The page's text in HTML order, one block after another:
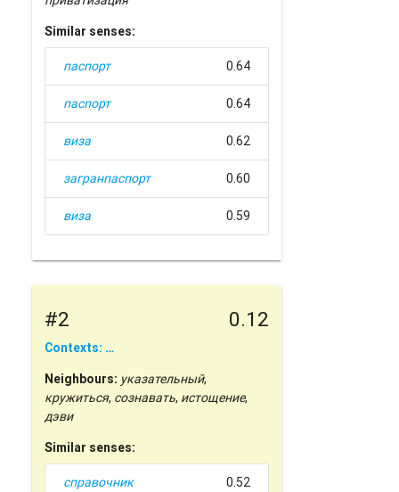
Similar senses:
паспорт 0.64
паспорт 0.64
виза 0.62
загранпаспорт 0.60
виза 0.59
#2 0.12
Contexts: …
Neighbours: указательный,
кружиться, сознавать, истощение,
дэви
Similar senses:
справочник 0.52